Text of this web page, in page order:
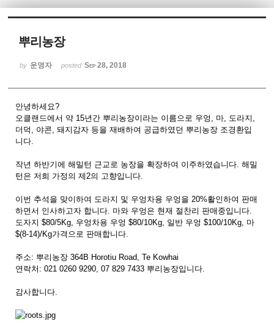
뿌리농장
by 운영자 posted Sep 28, 2018
안녕하세요?
오클랜드에서 약 15년간 뿌리농장이라는 이름으로 우엉, 마, 도라지,
더덕, 야콘, 돼지감자 등을 재배하여 공급하였던 뿌리농장 조경환입
니다.
작년 하반기에 해밀턴 근교로 농장을 확장하여 이주하였습니다. 해밀
턴은 저희 가정의 제2의 고향입니다.
이번 추석을 맞이하여 도라지 및 우엉차용 우엉을 20%활인하여 판매
하면서 인사하고자 합니다. 마와 우엉은 현재 절찬리 판매중입니다.
도자지 $80/5Kg, 우엉차용 우엉 $80/10Kg, 일반 우엉 $100/10Kg, 마
$(8-14)/Kg가격으로 판매합니다.
주소: 뿌리농장 364B Horotiu Road, Te Kowhai
연락처: 021 0260 9290, 07 829 7433 뿌리농장입니다.
감사합니다.
Sketchbook5, 스케치북5
Sketchbook5, 스케치북5